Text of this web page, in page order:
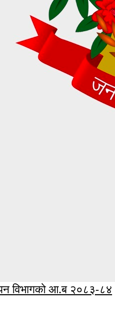
विभागको आ.ब २०८३-८४